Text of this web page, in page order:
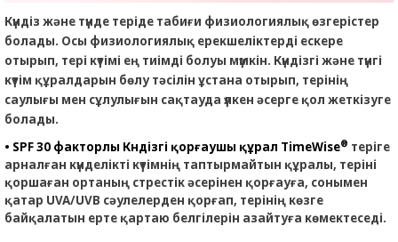
Күндіз және түнде теріде табиғи физиологиялық өзгерістер
болады. Осы физиологиялық ерекшеліктерді ескере
отырып, тері күтімі ең тиімді болуы мүмкін. Күндізгі және түнгі
күтім құралдарын бөлу тәсілін ұстана отырып, терінің
саулығы мен сұлулығын сақтауда үлкен әсерге қол жеткізуге
болады.
• SPF 30 факторлы Күндізгі қорғаушы құрал TimeWise® теріге
арналған күнделікті күтімнің таптырмайтын құралы, теріні
қоршаған ортаның стрестік әсерінен қорғауға, сонымен
қатар UVA/UVB сәулелерден қорғап, терінің көзге
байқалатын ерте қартаю белгілерін азайтуға көмектеседі.